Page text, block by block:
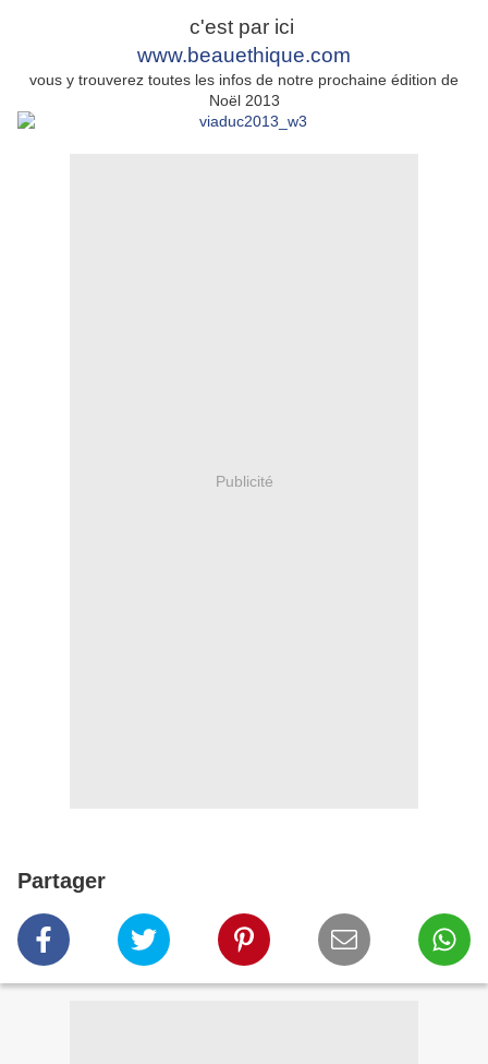
c'est par ici
www.beauethique.com
vous y trouverez toutes les infos de notre prochaine édition de
Noël 2013
Publicité
Partager